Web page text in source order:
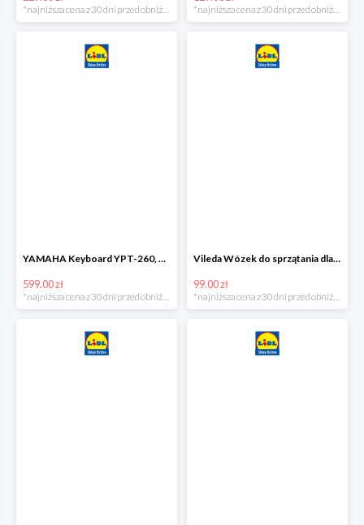
YAMAHA Keyboard YPT-260, 61 klawiszy
599.00 zł
*najniższa cena z 30 dni przed obniżką
Vileda Wózek do sprzątania dla dzieci
99.00 zł
*najniższa cena z 30 dni przed obniżką